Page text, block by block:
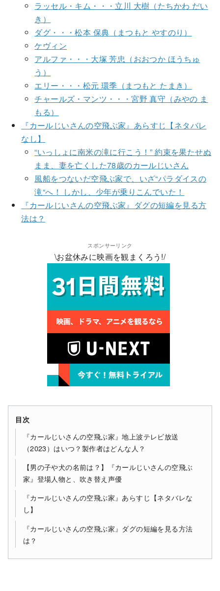
ラッセル・キム・・・立川 大樹（たちかわ だい
き）
ダグ・・・松本 保典（まつもと やすのり）
ケヴィン
アルファ・・・大塚 芳忠（おおつか ほうちゅ
う）
エリー・・・松元 環季（まつもと たまき）
チャールズ・マンツ・・・宮野 真守（みやの ま
もる）
『カールじいさんの空飛ぶ家』あらすじ【ネタバレ
なし】
“いっしょに南米の滝に行こう！” 約束を果たせぬ
まま、妻を亡くした78歳のカールじいさん
風船をつないだ空飛ぶ家で、いざ“パラダイスの
滝“へ！ しかし、少年が乗りこんでいた！
『カールじいさんの空飛ぶ家』ダグの短編を見る方
法は？
スポンサーリンク
\お盆休みに映画を観まくろう!/
目次
『カールじいさんの空飛ぶ家』地上波テレビ放送
（2023）はいつ？製作者はどんな人？
【男の子や犬の名前は？】『カールじいさんの空飛ぶ
家』登場人物と、吹き替え声優
『カールじいさんの空飛ぶ家』あらすじ【ネタバレな
し】
『カールじいさんの空飛ぶ家』ダグの短編を見る方法
は？